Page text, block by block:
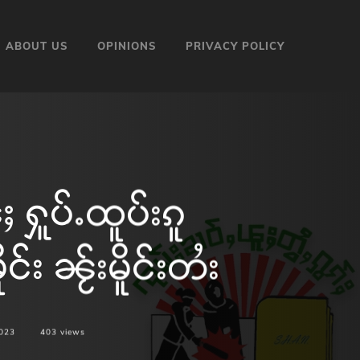
ABOUT US OPINIONS PRIVACY POLICY
ႁူပ်ႉထူပ်းၵူ
း ၼႂ်းမိူင်းတႆး
403 views